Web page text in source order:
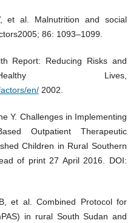
et al. Malnutrition and social
86: 1093–1099.
Report: Reducing Risks and
Lives,
en/2002.
Y. Challenges in Implementing
Outpatient Therapeutic
Children in Rural Southern
of print 27 April 2016. DOI:
et al. Combined Protocol for
in rural South Sudan and